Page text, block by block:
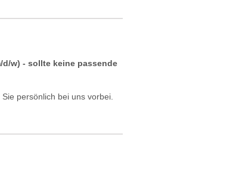
d/w) - sollte keine passende
persönlich bei uns vorbei.